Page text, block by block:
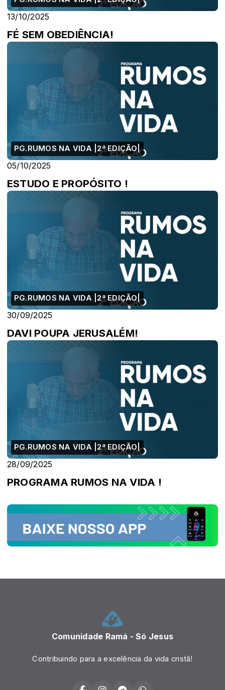
13/10/2025
FÉ SEM OBEDIÊNCIA!
PG.RUMOS NA VIDA |2ª EDIÇÃO|
05/10/2025
ESTUDO E PROPÓSITO !
PG.RUMOS NA VIDA |2ª EDIÇÃO|
30/09/2025
DAVI POUPA JERUSALÉM!
PG.RUMOS NA VIDA |2ª EDIÇÃO|
28/09/2025
PROGRAMA RUMOS NA VIDA !
Comunidade Ramá - Só Jesus
Contribuindo para a excelência da vida cristã!